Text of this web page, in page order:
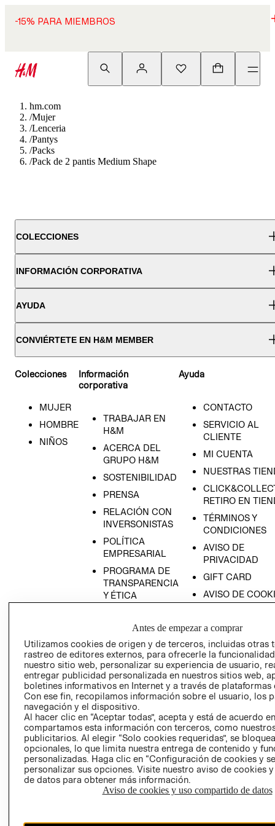
-15% PARA MIEMBROS
hm.com
/Mujer
/Lenceria
/Pantys
/Packs
/Pack de 2 pantis Medium Shape
COLECCIONES
INFORMACIÓN CORPORATIVA
AYUDA
CONVIÉRTETE EN H&M MEMBER
Colecciones
MUJER
HOMBRE
NIÑOS
Información
corporativa
TRABAJAR EN
H&M
ACERCA DEL
GRUPO H&M
SOSTENIBILIDAD
PRENSA
RELACIÓN CON
INVERSONISTAS
POLÍTICA
EMPRESARIAL
PROGRAMA DE
TRANSPARENCIA
Y ÉTICA
PROGRAMA DE
Y ÉTICA (INGLÉS)
Ayuda
CONTACTO
SERVICIO AL
CLIENTE
MI CUENTA
NUESTRAS
RETIRO EN
TÉRMINOS Y
CONDICIONES
AVISO DE
PRIVACIDAD
GIFT CARD
AVISO DE
COMERCIO - SIC
PETICIONES
QUEJAS Y
RECLAMOS
Colombia ($)
CAMBIAR REGIÓN
Antes de empezar a comprar
Utilizamos cookies de origen y de terceros, incluidas otras
rastreo de editores externos, para ofrecerle la
nuestro sitio web, personalizar su experiencia de usuario,
entregar publicidad personalizada en nuestros sitios web,
boletines informativos en Internet y a través de plataformas
Con ese fin, recopilamos información sobre el usuario, los
navegación y el dispositivo.
Al hacer clic en “Aceptar todas”, acepta y está de acuerdo
compartamos esta información con terceros, como
publicitarios. Al elegir “Solo cookies requeridas”, se
opcionales, lo que limita nuestra entrega de contenido y
personalizadas. Haga clic en “Configuración de cookies y
personalizar sus opciones. Visite nuestro aviso de cookies
de datos para obtener más información.
Aviso de cookies y uso compartido de datos